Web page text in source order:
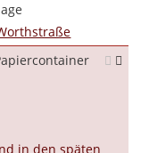
in den späten